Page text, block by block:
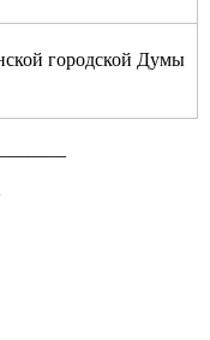
городской Думы